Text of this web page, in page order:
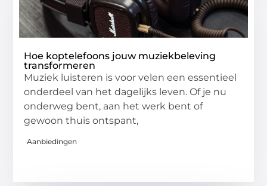
Hoe koptelefoons jouw muziekbeleving
transformeren
Muziek luisteren is voor velen een essentieel
onderdeel van het dagelijks leven. Of je nu
onderweg bent, aan het werk bent of
gewoon thuis ontspant,
Aanbiedingen